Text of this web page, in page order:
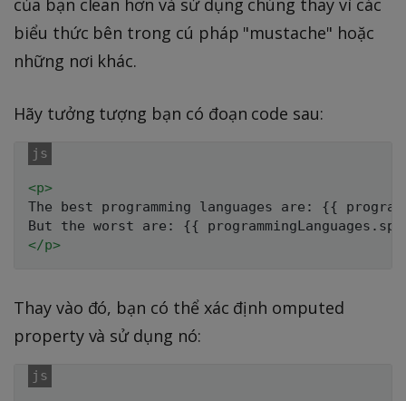
của bạn clean hơn và sử dụng chúng thay vì các
biểu thức bên trong cú pháp "mustache" hoặc
những nơi khác.
Hãy tưởng tượng bạn có đoạn code sau:
<p>
The best programming languages are: {{
</p>
Thay vào đó, bạn có thể xác định omputed
property và sử dụng nó: